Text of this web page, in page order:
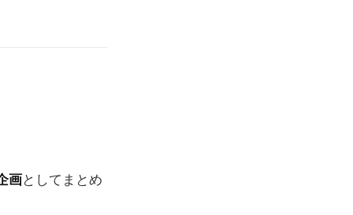
画としてまとめ